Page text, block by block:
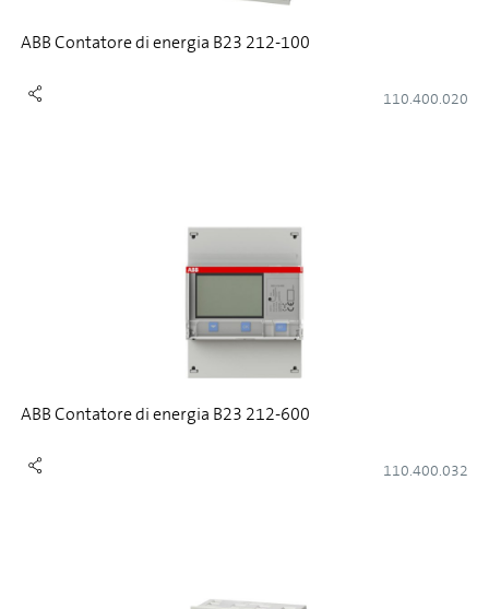
ABB Contatore di energia B23 212-100
110.400.020
ABB Contatore di energia B23 212-600
110.400.032